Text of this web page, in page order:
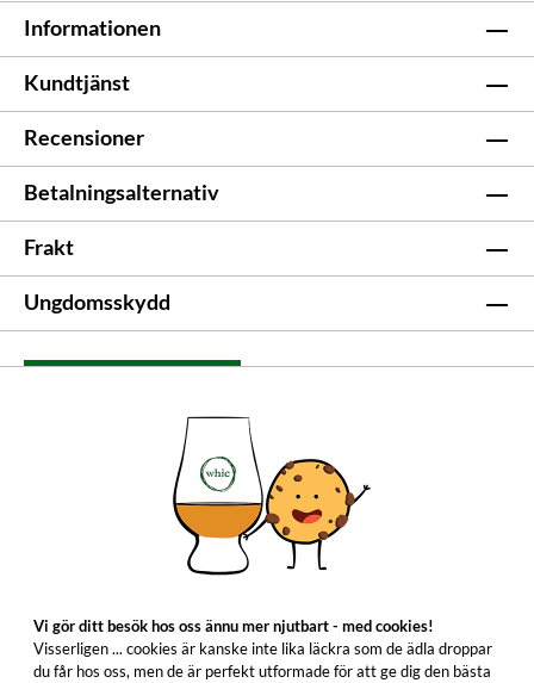
Informationen
Kundtjänst
Recensioner
Betalningsalternativ
Frakt
Ungdomsskydd
Select your delivery country:
Sverige
*Inom Sverige 2–3 dagar vid standardleverans | **Lägsta
uppgifter i avvikande valutor är vägledande baserat på en
aktuell växelkurs från ECB | © 2026 Whic GmbH | Impressum
Vi gör ditt besök hos oss ännu mer njutbart - med cookies!
Visserligen ... cookies är kanske inte lika läckra som de ädla droppar
du får hos oss, men de är perfekt utformade för att ge dig den bästa